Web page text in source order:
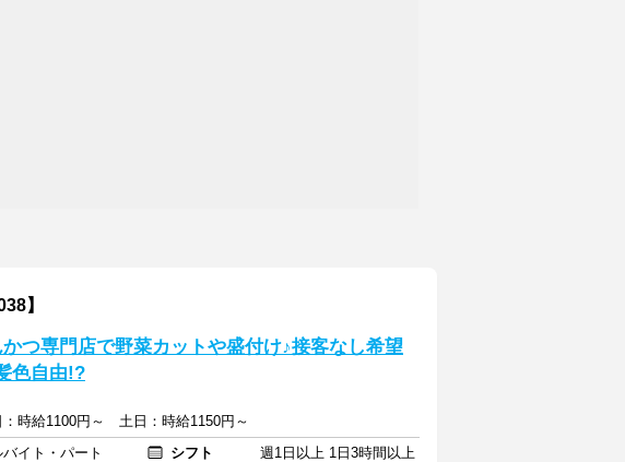
】
かつ専門店で野菜カットや盛付け♪接客なし希望
色自由!?
：時給1100円～ 土日：時給1150円～
バイト・パート シフト
週1日以上 1日3時間以上